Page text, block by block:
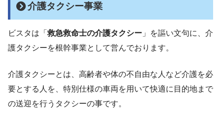
介護タクシー事業
ビスタは「救急救命士の介護タクシー 」を謳い文句に、介
護タクシーを根幹事業として営んでおります。
介護タクシーとは、高齢者や体の不自由な人など介護を必
要とする人を、特別仕様の車両を用いて快適に目的地まで
の送迎を行うタクシーの事です。